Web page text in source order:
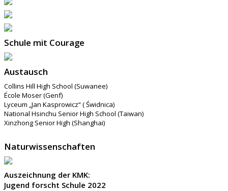
Schule mit Courage
Austausch
Collins Hill High School (Suwanee)
École Moser (Genf)
Lyceum „Jan Kasprowicz“ ( Świdnica)
National Hsinchu Senior High School (Taiwan)
Xinzhong Senior High (Shanghai)
Naturwissenschaften
Auszeichnung der KMK:
Jugend forscht Schule 2022